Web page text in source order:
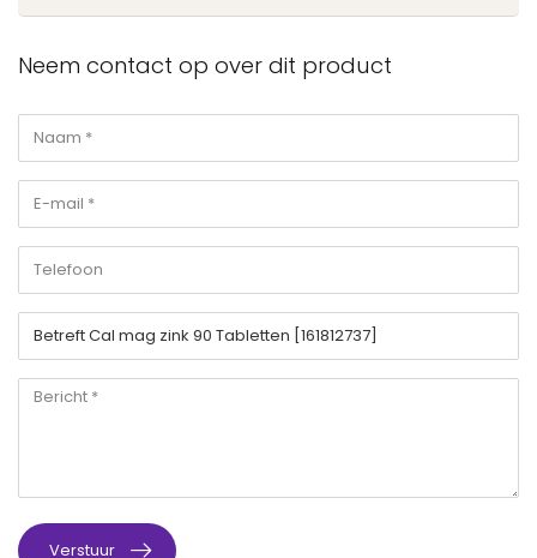
Neem contact op over dit product
Verstuur